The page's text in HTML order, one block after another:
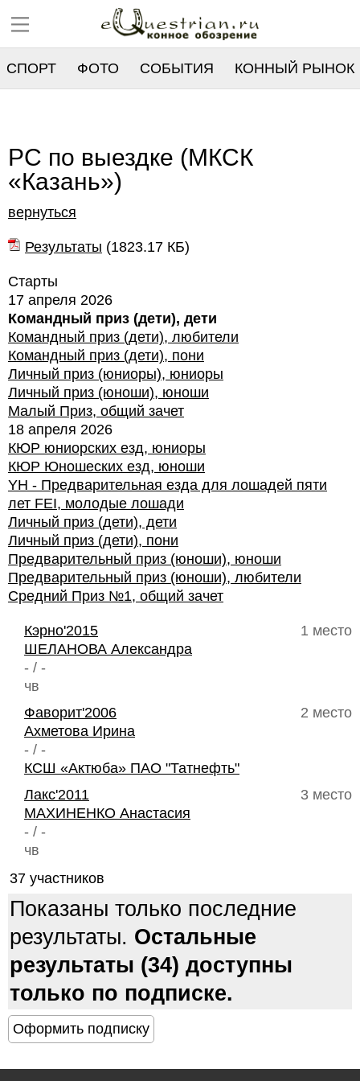
СПОРТ ФОТО СОБЫТИЯ КОННЫЙ РЫНОК
РС по выездке (МКСК
«Казань»)
вернуться
Результаты (1823.17 КБ)
Старты
17 апреля 2026
Командный приз (дети), дети
Командный приз (дети), любители
Командный приз (дети), пони
Личный приз (юниоры), юниоры
Личный приз (юноши), юноши
Малый Приз, общий зачет
18 апреля 2026
КЮР юниорских езд, юниоры
КЮР Юношеских езд, юноши
YH - Предварительная езда для лошадей пяти
лет FEI, молодые лошади
Личный приз (дети), дети
Личный приз (дети), пони
Предварительный приз (юноши), юноши
Предварительный приз (юноши), любители
Средний Приз №1, общий зачет
1 место
Кэрно'2015
ШЕЛАНОВА Александра
- / -
чв
2 место
Фаворит'2006
Ахметова Ирина
- / -
КСШ «Актюба» ПАО "Татнефть"
3 место
Лакс'2011
МАХИНЕНКО Анастасия
- / -
чв
37 участников
Показаны только последние
результаты. Остальные
результаты (34) доступны
только по подписке.